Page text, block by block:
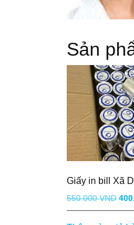
Sản
Giấy in bill Xã
550.000VND Giá
gốc